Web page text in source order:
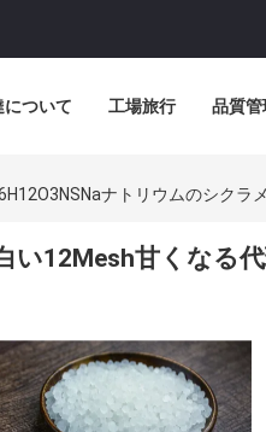
について 工場旅行 品質管
ナトリウムのシクラ
い12Mesh甘くなる